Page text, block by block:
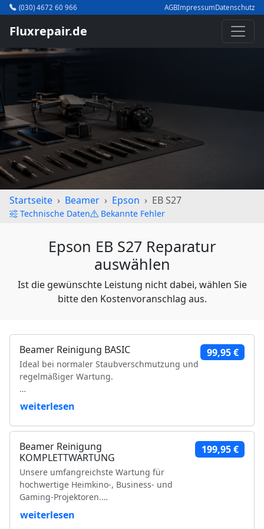
(030) 4672 60 966 AGBImpressumDatenschutz
Fluxrepair.de
Startseite Beamer Epson EB S27
Technische Daten Bekannte Fehler
Epson EB S27 Reparatur
auswählen
Ist die gewünschte Leistung nicht dabei, wählen Sie
bitte den Kostenvoranschlag aus.
Beamer Reinigung BASIC
Ideal bei normaler Staubverschmutzung und
regelmäßiger Wartung.
Leistungsumfang:
Reinigung der Luftfilter und Gehäuseteile
Reinigung der Kühlkörper
Objektivreinigung
Entfernung loser Staubablagerungen im
Geräteinneren
Prüfung der Bildqualität
Funktionsprüfung
weiterlesen
99,95 €
Beamer Reinigung
KOMPLETTWARTUNG
Unsere umfangreichste Wartung für
hochwertige Heimkino-, Business- und
Gaming-Projektoren.
Leistungsumfang:
weiterlesen
199,95 €